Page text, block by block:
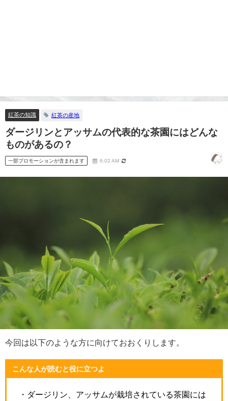
紅茶の知識 紅茶の産地
ダージリンとアッサムの代表的な茶園にはどんな
ものがあるの？
一部プロモーションが含まれます 6:02 AM
今回は以下のような方に向けておおくりします。
こんな人が読むと役に立つよ
・ダージリン、アッサムが栽培されている茶園には